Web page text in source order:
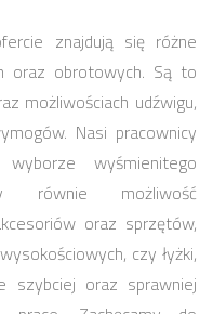
znajdują się różne
oraz obrotowych. Są to
możliwościach udźwigu,
Nasi pracownicy
wyśmienitego
równie możliwość
oraz sprzętów,
czy łyżki,
oraz sprawniej